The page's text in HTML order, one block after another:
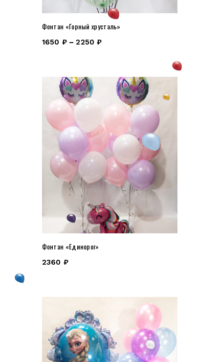
Фонтан «Горный хрусталь»
1650 ₽–2250₽
Фонтан «Единорог»
2360 ₽